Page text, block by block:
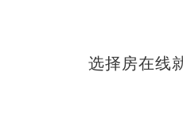
选择房在线